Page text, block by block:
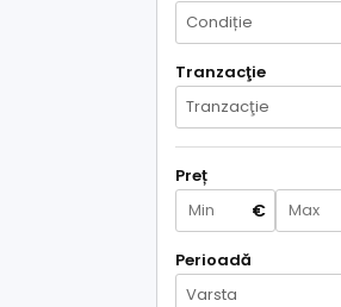
Condiție
Tranzacţie
Tranzacţie
Preț
€
Perioadă
Varsta